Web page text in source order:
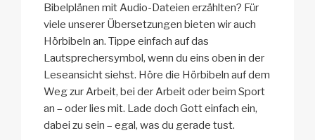
Bibelplänen mit Audio-Dateien erzählten? Für
viele unserer Übersetzungen bieten wir auch
Hörbibeln an. Tippe einfach auf das
Lautsprechersymbol, wenn du eins oben in der
Leseansicht siehst. Höre die Hörbibeln auf dem
Weg zur Arbeit, bei der Arbeit oder beim Sport
an – oder lies mit. Lade doch Gott einfach ein,
dabei zu sein – egal, was du gerade tust.